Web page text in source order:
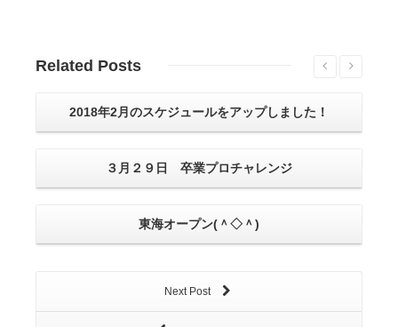
Related Posts
2018年2月のスケジュールをアップしました！
３月２９日 卒業プロチャレンジ
東海オープン(＾◇＾)
Next Post